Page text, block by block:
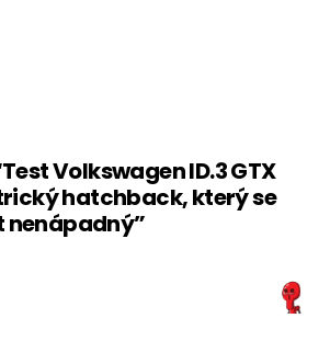
Volkswagen ID.3 GTX
hatchback, který se
nenápadný”